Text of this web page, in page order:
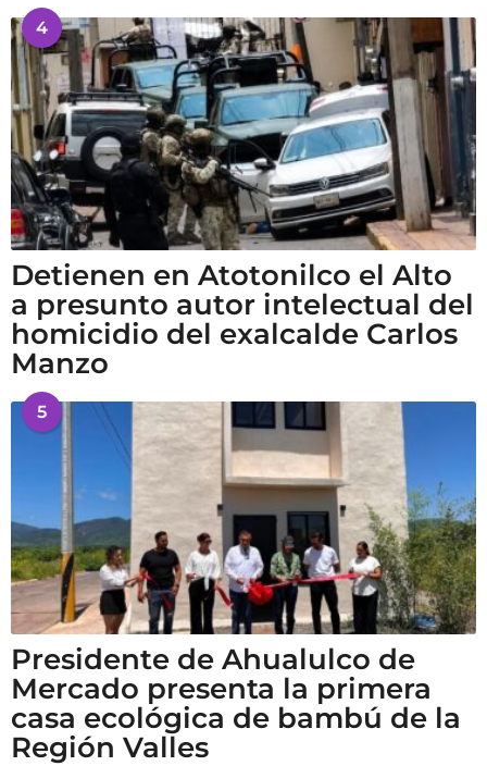
4
Detienen en Atotonilco el Alto
a presunto autor intelectual del
homicidio del exalcalde Carlos
Manzo
5
Presidente de Ahualulco de
Mercado presenta la primera
casa ecológica de bambú de la
Región Valles